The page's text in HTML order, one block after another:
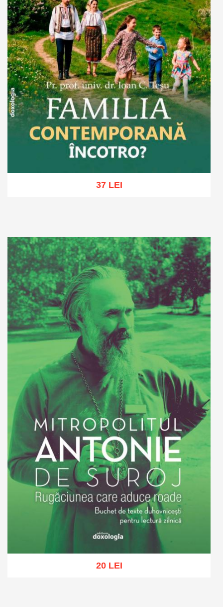
37 LEI
20 LEI